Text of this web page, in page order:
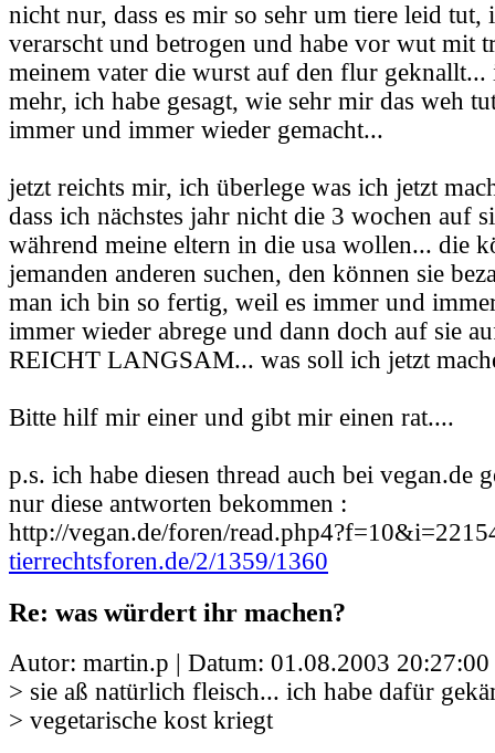
nicht nur, dass es mir so sehr um tiere leid
verarscht und betrogen und habe vor wut mit
meinem vater die wurst auf den flur
mehr, ich habe gesagt, wie sehr mir das weh
immer und immer wieder gemacht...
jetzt reichts mir, ich überlege was ich jetzt
dass ich nächstes jahr nicht die 3 wochen auf
während meine eltern in die usa wollen... die
jemanden anderen suchen, den können sie
man ich bin so fertig, weil es immer und
immer wieder abrege und dann doch auf sie
REICHT LANGSAM... was soll ich jetzt
Bitte hilf mir einer und gibt mir einen rat....
p.s. ich habe diesen thread auch bei vegan.de
nur diese antworten bekommen :
http://vegan.de/foren/
tierrechtsforen.de/2/1359/1360
Re: was würdert ihr machen?
Autor: martin.p | Datum: 01.08.2003 20:27:00
> sie aß natürlich fleisch... ich habe dafür
> vegetarische kost kriegt